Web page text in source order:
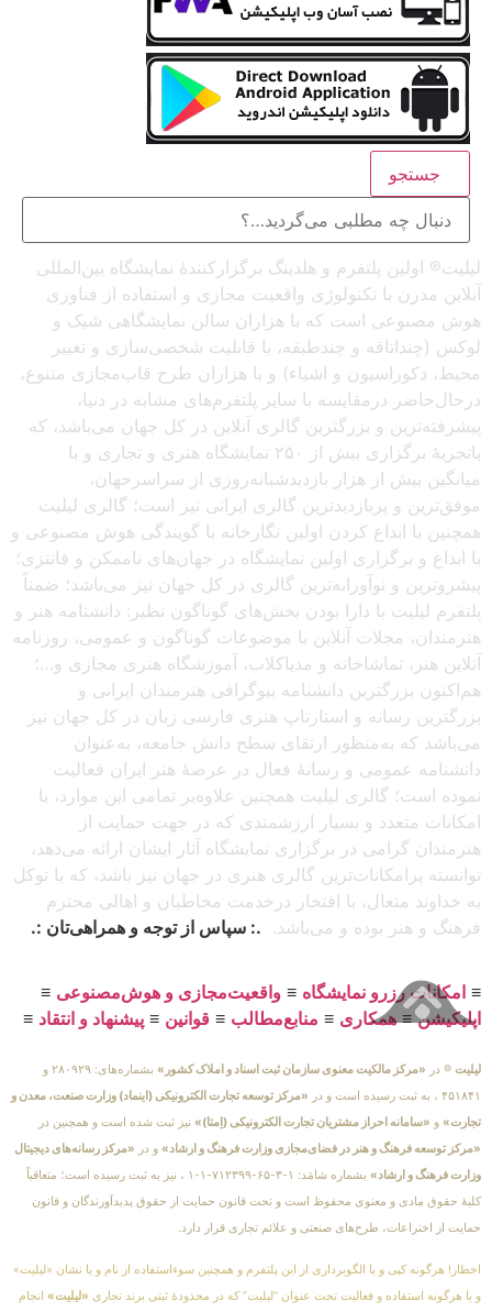
جستجو
لیلیت® اولین پلتفرم و هلدینگ برگزارکنندهٔ نمایشگاه بین‌المللی
آنلاین مدرن با تکنولوژی واقعیت مجازی و استفاده از فناوری
هوش مصنوعی است که با هزاران سالن نمایشگاهی شیک و
لوکس (چنداتاقه و چندطبقه، با قابلیت شخصی‌سازی و تغییر
محیط، دکوراسیون و اشیاء) و با هزاران طرح قاب‌مجازی متنوع،
درحال‌حاضر درمقایسه با سایر پلتفرم‌های مشابه در دنیا،
پیشرفته‌ترین و بزرگترین گالری آنلاین در کل جهان می‌باشد، که
باتجربهٔ برگزاری بیش از ۲۵۰ نمایشگاه هنری و تجاری و با
میانگین بیش از هزار بازدیدشبانه‌روزی از سراسرجهان،
موفق‌ترین و پربازدیدترین گالری ایرانی نیز است؛ گالری لیلیت
همچنین با ابداع کردن اولین نگارخانه با گویندگی هوش مصنوعی و
با ابداع و برگزاری اولین نمایشگاه در جهان‌های ناممکن و فانتزی؛
پیشروترین و نوآورانه‌ترین گالری در کل جهان نیز می‌باشد؛ ضمناً
پلتفرم لیلیت با دارا بودن بخش‌های گوناگون نظیر: دانشنامه هنر و
هنرمندان، مجلات آنلاین با موضوعات گوناگون و عمومی، روزنامه
آنلاین هنر، تماشاخانه و مدیاکلاب، آموزشگاه هنری مجازی و…؛
هم‌اکنون بزرگترین دانشنامه بیوگرافی هنرمندان ایرانی و
بزرگترین رسانه و استارتاپ هنری فارسی زبان در کل جهان نیز
می‌باشد که به‌منظور ارتقای سطح دانش جامعه، به‌عنوان
دانشنامه عمومی و رسانهٔ فعال در عرصهٔ هنر ایران فعالیت
نموده است؛ گالری لیلیت همچنین علاوه‌بر تمامی این موارد، با
امکانات متعدد و بسیار ارزشمندی که در جهت حمایت از
هنرمندان گرامی در برگزاری نمایشگاه آثار ایشان ارائه می‌دهد،
توانسته پرامکانات‌ترین گالری هنری در جهان نیز باشد، که با توکل
به خداوند متعال، با افتخار درخدمت مخاطبان و اهالی محترم
فرهنگ و هنر بوده و می‌باشد. .: سپاس از توجه و همراهی‌تان :.
≡ امکانات رزرو نمایشگاه ≡ واقعیت‌مجازی و هوش‌مصنوعی ≡
اپلیکیشن≡همکاری ≡ منابع‌مطالب ≡ قوانین ≡ پیشنهاد و انتقاد ≡
لیلیت ® در «مرکز مالکیت معنوی سازمان ثبت اسناد و املاک کشور»
بشماره‌های: ۲۸۰۹۲۹ و
۴۵۱۸۴۱ ، به ثبت رسیده است و در
«مرکز توسعه تجارت الکترونیکی (اینماد) وزارت صنعت، معدن و
تجارت» و «سامانه احراز مشتریان تجارت الکترونیکی (اِمتا)» نیز ثبت شده است و همچنین در
«مرکز توسعه فرهنگ و هنر در فضای‌مجازی وزارت فرهنگ و ارشاد» و در «مرکز رسانه‌های دیجیتال
وزارت فرهنگ و ارشاد»
بشماره شامَد: ۱-۳-۶۵-۷۱۲۳۹۹-۱-۱ ، نیز به ثبت رسیده است؛ متعاقباً
کلیهٔ حقوق مادی و معنوی محفوظ است و تحت قانون حمایت از حقوق پدیدآورندگان و قانون
حمایت از اختراعات، طرح‌های صنعتی و علائم تجاری قرار دارد.
اخطار! هرگونه کپی و یا الگوبرداری از این پلتفرم و همچنین سوءاستفاده از نام و یا نشان «لیلیت»
و یا هرگونه استفاده و فعالیت تحت عنوان “لیلیت” که در محدودهٔ ثبتی برند تجاری «لیلیت» انجام